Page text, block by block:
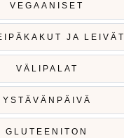
VEGAANISET
JA LEIVÄT
VÄLIPALAT
YSTÄVÄNPÄIVÄ
GLUTEENITON